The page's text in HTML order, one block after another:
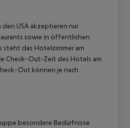
USA akzeptieren nur
sowie in öffentlichen
steht das Hotelzimmer am
Check-Out-Zeit des Hotels am
Out können je nach
besondere Bedürfnisse